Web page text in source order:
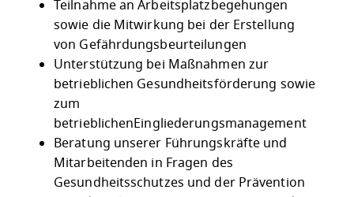
Teilnahme an Arbeitsplatzbegehungen
sowie die Mitwirkung bei der Erstellung
von Gefährdungsbeurteilungen
Unterstützung bei Maßnahmen zur
betrieblichen Gesundheitsförderung sowie
zum
betrieblichenEingliederungsmanagement
Beratung unserer Führungskräfte und
Mitarbeitenden in Fragen des
Gesundheitsschutzes und der Prävention